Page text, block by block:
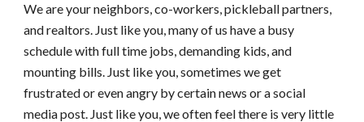
We are your neighbors, co-workers, pickleball partners,
and realtors. Just like you, many of us have a busy
schedule with full time jobs, demanding kids, and
mounting bills. Just like you, sometimes we get
frustrated or even angry by certain news or a social
media post. Just like you, we often feel there is very little